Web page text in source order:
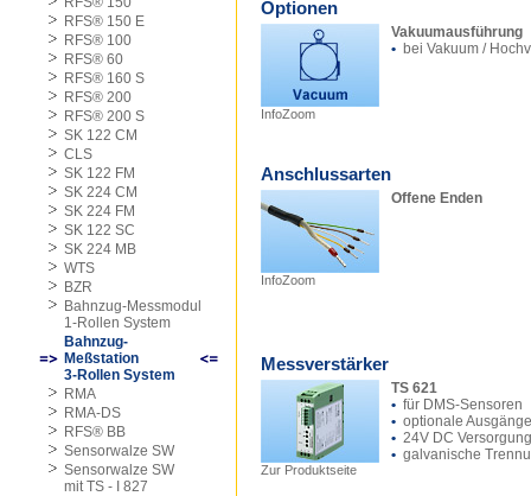
RFS® 150 E
RFS® 100
RFS® 60
RFS® 160 S
RFS® 200
RFS® 200 S
SK 122 CM
CLS
SK 122 FM
SK 224 CM
SK 224 FM
SK 122 SC
SK 224 MB
WTS
BZR
Bahnzug-Messmodul
1-Rollen System
Bahnzug-
Meßstation
3-Rollen System
RMA
RMA-DS
RFS® BB
Sensorwalze SW
Sensorwalze SW
mit TS - I 827
Optionen
InfoZoom
Vakuumausführung
• bei Vakuum /
Anschlussarten
InfoZoom
Offene Enden
Messverstärker
Zur Produktseite
TS 621
• für DMS-Sensoren
• optionale Ausgänge
• 24V DC Versorgung
• galvanische